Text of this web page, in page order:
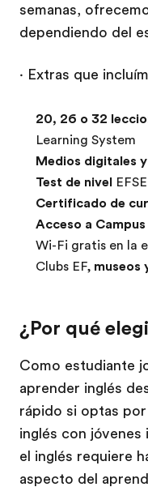
semanas,
dependiendo del
· Extras que
20, 26 o 32
Learning System
Medios digitales
Test de nivel
Certificado de
Acceso a
Wi-Fi gratis en la
Clubs EF, museos
¿Por qué
Como estudiante
aprender inglés
rápido si optas
inglés con jóvenes
el inglés requiere
aspecto del